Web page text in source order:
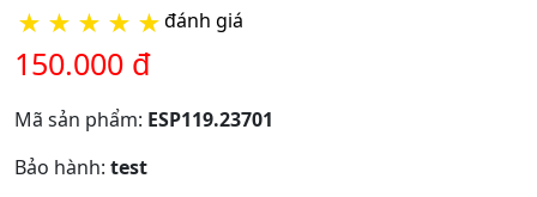
★ ★ ★ ★ ★đánh giá
150.000 đ
Mã sản phẩm: ESP119.23701
Bảo hành: test